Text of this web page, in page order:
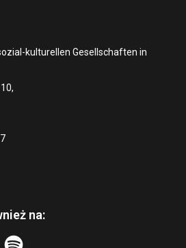
kulturellen Gesellschaften in
na: